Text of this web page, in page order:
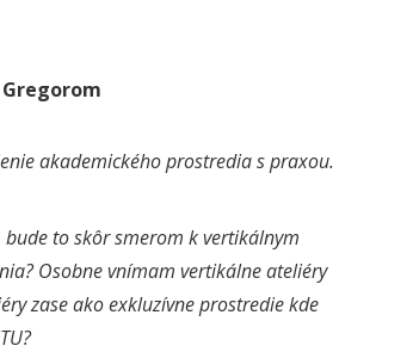
akademického prostredia s praxou.
to skôr smerom k vertikálnym
Osobne vnímam vertikálne ateliéry
zase ako exkluzívne prostredie kde